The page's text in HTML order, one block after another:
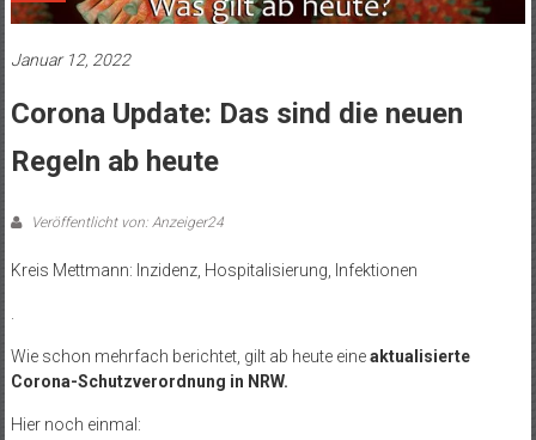
Januar 12, 2022
Corona Update: Das sind die neuen
Regeln ab heute
Veröffentlicht von: Anzeiger24
Kreis Mettmann: Inzidenz, Hospitalisierung, Infektionen
Wie schon mehrfach berichtet, gilt ab heute eineaktualisierte
Corona-Schutzverordnung in NRW.
Hier noch einmal: